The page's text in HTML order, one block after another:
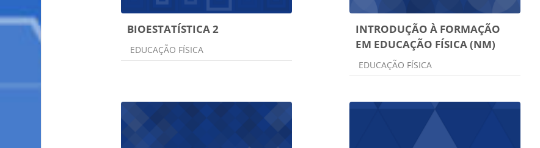
BIOESTATÍSTICA 2
Categoria do curso
EDUCAÇÃO FÍSICA
INTRODUÇÃO À FORMAÇÃO
EM EDUCAÇÃO FÍSICA (NM)
Categoria do curso
EDUCAÇÃO FÍSICA